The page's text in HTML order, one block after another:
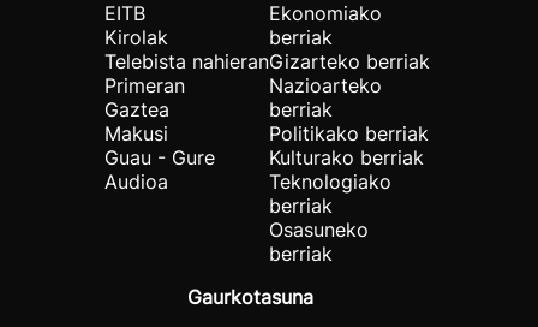
EITB
Kirolak
Telebista nahieran
Primeran
Gaztea
Makusi
Guau - Gure
Audioa
Ekonomiako
berriak
Gizarteko berriak
Nazioarteko
berriak
Politikako berriak
Kulturako berriak
Teknologiako
berriak
Osasuneko
berriak
Gaurkotasuna